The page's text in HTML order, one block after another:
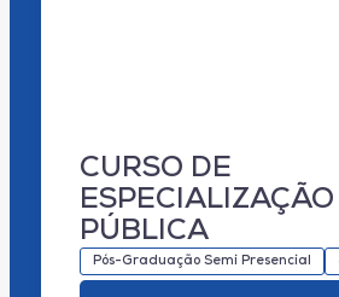
CURSO DE
ESPECIALIZAÇÃO
PÚBLICA
Pós-Graduação Semi Presencial